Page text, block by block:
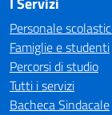
Personale
Famiglie e studenti
Percorsi di studio
Tutti i servizi
Bacheca Sindacale